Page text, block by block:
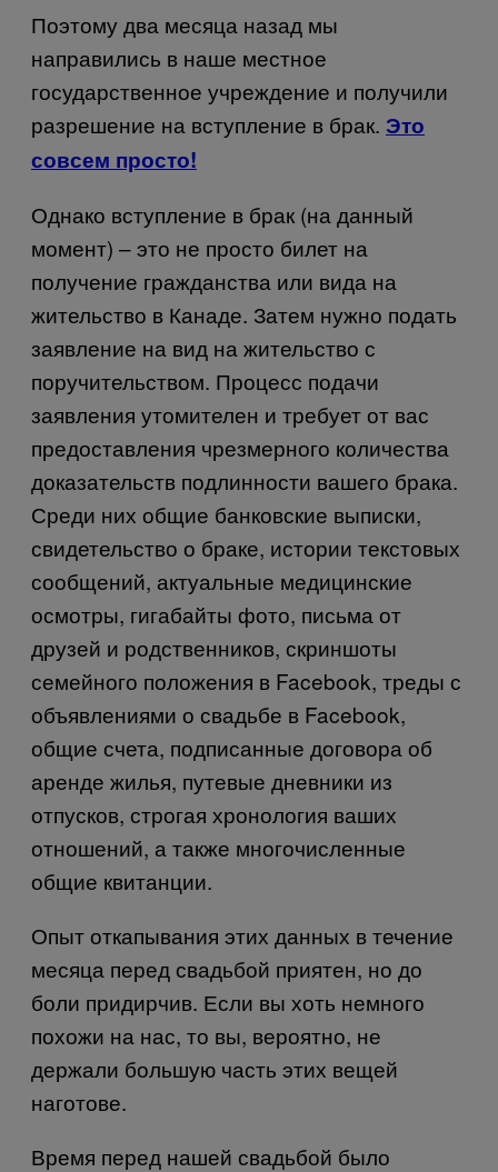
Поэтому два месяца назад мы
направились в наше местное
государственное учреждение и получили
разрешение на вступление в брак. Это
совсем просто!
Однако вступление в брак (на данный
момент) – это не просто билет на
получение гражданства или вида на
жительство в Канаде. Затем нужно подать
заявление на вид на жительство с
поручительством. Процесс подачи
заявления утомителен и требует от вас
предоставления чрезмерного количества
доказательств подлинности вашего брака.
Среди них общие банковские выписки,
свидетельство о браке, истории текстовых
сообщений, актуальные медицинские
осмотры, гигабайты фото, письма от
друзей и родственников, скриншоты
семейного положения в Facebook, треды с
объявлениями о свадьбе в Facebook,
общие счета, подписанные договора об
аренде жилья, путевые дневники из
отпусков, строгая хронология ваших
отношений, а также многочисленные
общие квитанции.
Опыт откапывания этих данных в течение
месяца перед свадьбой приятен, но до
боли придирчив. Если вы хоть немного
похожи на нас, то вы, вероятно, не
держали большую часть этих вещей
наготове.
Время перед нашей свадьбой было